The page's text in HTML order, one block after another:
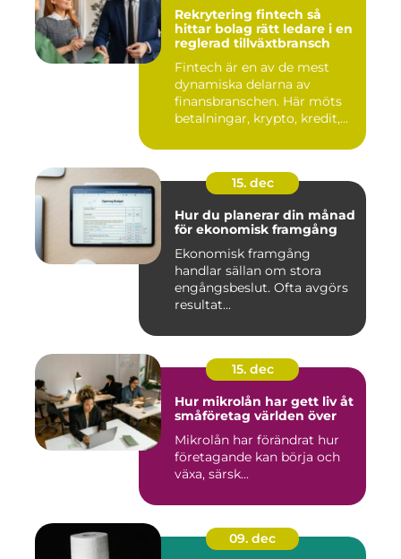
Rekrytering fintech så
hittar bolag rätt ledare i en
reglerad tillväxtbransch
Fintech är en av de mest
dynamiska delarna av
finansbranschen. Här möts
betalningar, krypto, kredit,...
15. dec
Hur du planerar din månad
för ekonomisk framgång
Ekonomisk framgång
handlar sällan om stora
engångsbeslut. Ofta avgörs
resultat...
15. dec
Hur mikrolån har gett liv åt
småföretag världen över
Mikrolån har förändrat hur
företagande kan börja och
växa, särsk...
09. dec